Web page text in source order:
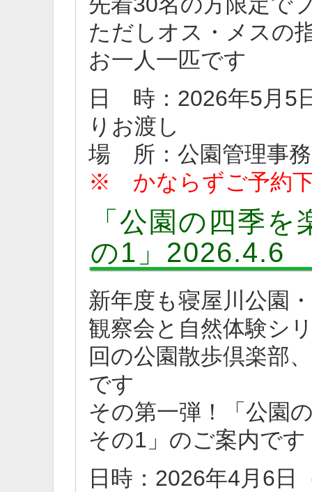
ただしオス・メスの
お一人一匹です
日 時：2026年5月5
りお渡し
場 所：公園管理事
※ かならずご予約
「公園の四季
の1」2026.4.6
新年度も寝屋川公園
観察会と自然体験シ
回の公園散歩倶楽部
です
その第一弾！「公園
その1」のご案内です
日時：2026年4月6